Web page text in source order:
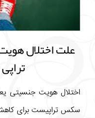
علت اختلال
اختلال هویت جنسیتی
سکس تراپیست برای